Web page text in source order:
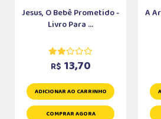
Jesus, O Bebê Prometido -
Livro Para ...
R$ 13,70
ADICIONAR AO CARRINHO
COMPRAR AGORA
A